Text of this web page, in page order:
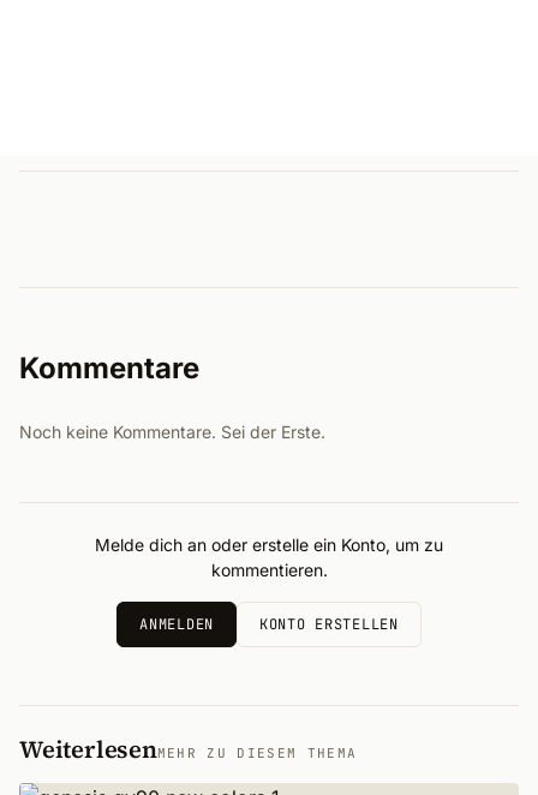
Kommentare
Noch keine Kommentare. Sei der Erste.
Melde dich an oder erstelle ein Konto, um zu
kommentieren.
ANMELDEN KONTO ERSTELLEN
WeiterlesenMEHR ZU DIESEM THEMA